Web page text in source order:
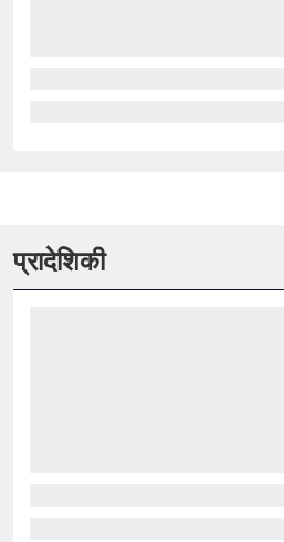
प्रादेशिकी